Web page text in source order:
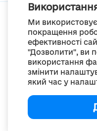
Ми
покращення
ефективності
"Дозволити", ви
використання
змінити
який час у
© Портал
Проект був створений 2014
та
Створення та
Creative Commons
якщо